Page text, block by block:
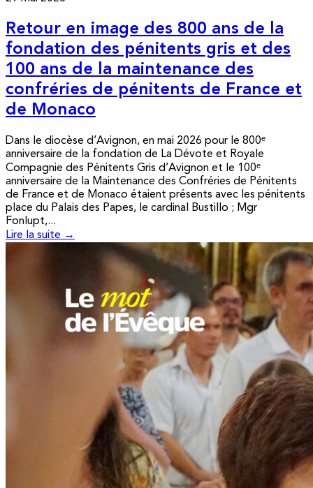
Retour en image des 800 ans de la
fondation des pénitents gris et des
100 ans de la maintenance des
confréries de pénitents de France et
de Monaco
Dans le diocèse d’Avignon, en mai 2026 pour le 800ᵉ
anniversaire de la fondation de La Dévote et Royale
Compagnie des Pénitents Gris d’Avignon et le 100ᵉ
anniversaire de la Maintenance des Confréries de Pénitents
de France et de Monaco étaient présents avec les pénitents
place du Palais des Papes, le cardinal Bustillo ; Mgr
Fonlupt,...
Lire la suite →